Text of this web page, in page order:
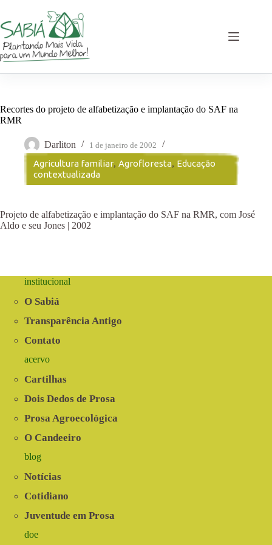
o
conteúdo
Recortes do projeto de alfabetização e implantação do SAF na
RMR
Darliton 1 de janeiro de 2002
Agricultura familiar, Agrofloresta, Educação
contextualizada
Projeto de alfabetização e implantação do SAF na RMR, com José
Aldo e seu Jones | 2002
institucional
O Sabiá
Transparência Antigo
Contato
acervo
Cartilhas
Dois Dedos de Prosa
Prosa Agroecológica
O Candeeiro
blog
Notícias
Cotidiano
Juventude em Prosa
doe